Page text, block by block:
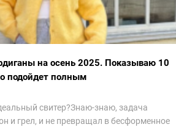
на осень 2025. Показываю 10
подойдет полным
свитер?Знаю-знаю, задача
и грел, и не превращал в бесформенное